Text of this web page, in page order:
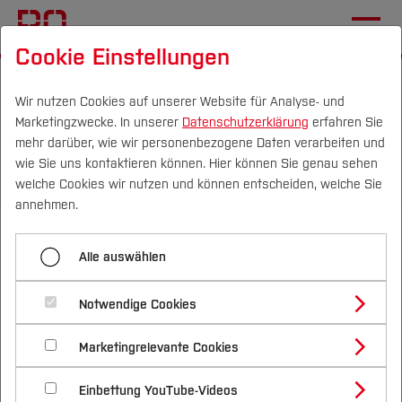
Campus Personen DE|EN Quicklinks
Studium
Studienangebote
Bachelorstudiengänge
Masterstudiengänge
Vor dem Studium
Bewerben & Einschreiben
Bewerbungsportal
Im Studium
Studienbüros und Prüfungen
Nach dem Studium
Forschung & Transfer
Profil
Forschungs- und Transferprofil
Schwerpunkte (FuT)
Beratung & Förderung
Nachhaltigkeit
Nachhaltigkeit studieren
International
Sonja Hunstock
Menü aufklappen
Fabian Klement
Sonja Hunstock, B.A.:
Zum Zeitpunkt des Interviews im SoSe 2018 ist
Sonja Hunstock, B.A. Studentin des 1.
Fachsemesters.
Cookie Einstellungen
Wir nutzen Cookies auf unserer Website für Analyse- und
Marketingzwecke. In unserer Datenschutzerklärung erfahren Sie
mehr darüber, wie wir personenbezogene Daten verarbeiten und
wie Sie uns kontaktieren können. Hier können Sie genau sehen
welche Cookies wir nutzen und können entscheiden, welche Sie
annehmen.
Alle auswählen
Notwendige Cookies
Marketingrelevante Cookies
Einbettung YouTube-Videos